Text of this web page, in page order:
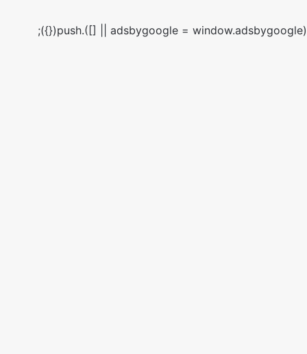
(adsbygoogle = window.adsbygoogle || []).push({});